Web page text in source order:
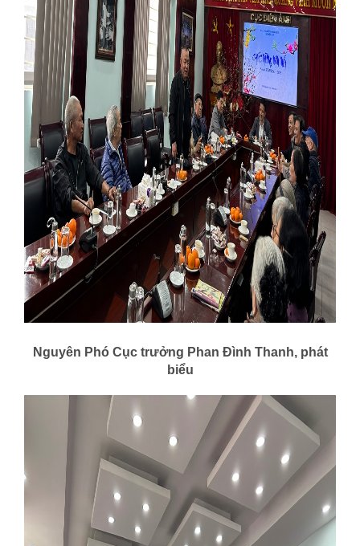
Nguyên Phó Cục trưởng Phan Đình Thanh, phát
biểu